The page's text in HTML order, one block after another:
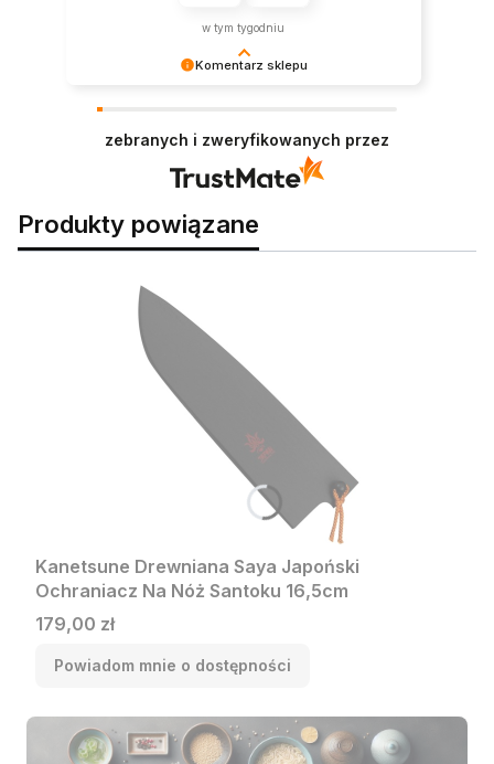
Komentarz sklepu
w tym tygodniu
zebranych i zweryfikowanych przez
Produkty powiązane
Kanetsune Drewniana Saya Japoński
Ochraniacz Na Nóż Santoku 16,5cm
Cena
179,00 zł
Powiadom mnie o dostępności